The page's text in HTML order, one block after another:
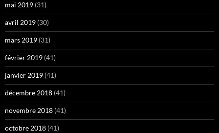
mai 2019 (31)
avril 2019 (30)
mars 2019 (31)
février 2019 (41)
janvier 2019 (41)
décembre 2018 (41)
novembre 2018 (41)
octobre 2018 (41)